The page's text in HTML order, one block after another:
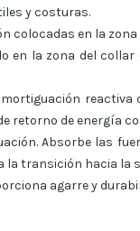
y costuras.
colocadas en la
en la zona del
retorno de energía
Absorbe las
transición hacia la
agarre y